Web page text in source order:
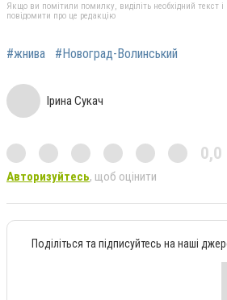
Якщо ви помітили помилку, виділіть необхідний текст
повідомити про це редакцію
#жнива #Новоград-Волинський
Ірина Сукач
0,0
Авторизуйтесь, щоб оцінити
Поділіться та підписуйтесь на наші